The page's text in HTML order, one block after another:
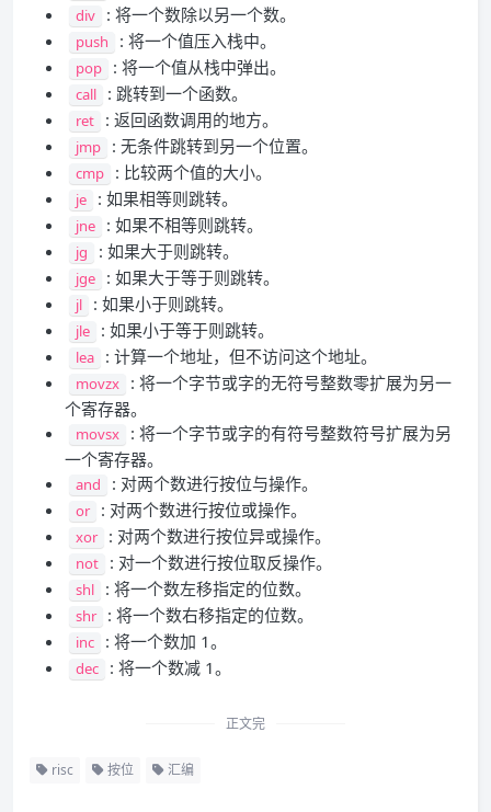
div : 将一个数除以另一个数。
push : 将一个值压入栈中。
pop : 将一个值从栈中弹出。
call : 跳转到一个函数。
ret : 返回函数调用的地方。
jmp : 无条件跳转到另一个位置。
cmp : 比较两个值的大小。
je : 如果相等则跳转。
jne : 如果不相等则跳转。
jg : 如果大于则跳转。
jge : 如果大于等于则跳转。
jl : 如果小于则跳转。
jle : 如果小于等于则跳转。
lea : 计算一个地址，但不访问这个地址。
movzx
: 将一个字节或字的无符号整数零扩展为另一
个寄存器。
movsx
: 将一个字节或字的有符号整数符号扩展为另
一个寄存器。
and : 对两个数进行按位与操作。
or : 对两个数进行按位或操作。
xor : 对两个数进行按位异或操作。
not : 对一个数进行按位取反操作。
shl : 将一个数左移指定的位数。
shr : 将一个数右移指定的位数。
inc : 将一个数加 1。
dec : 将一个数减 1。
正文完
risc 按位 汇编